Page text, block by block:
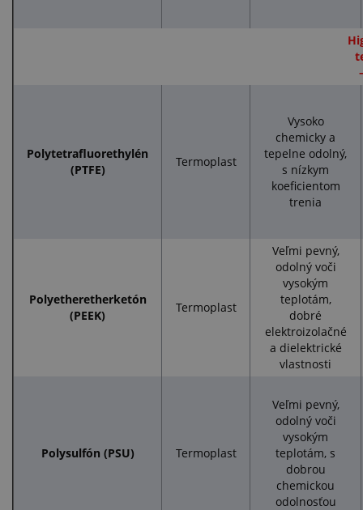
Polytetrafluorethylén
(PTFE)
Termoplast
Vysoko
chemicky a
tepelne odolný,
s nízkym
koeficientom
trenia
Polyetheretherketón
(PEEK)
Termoplast
Veľmi pevný,
odolný voči
vysokým
teplotám,
dobré
elektroizolačné
a dielektrické
vlastnosti
Polysulfón (PSU) Termoplast
Veľmi pevný,
odolný voči
vysokým
teplotám, s
dobrou
chemickou
odolnosťou